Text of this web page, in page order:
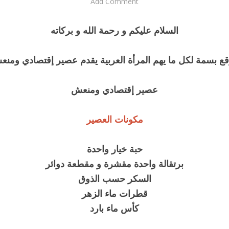
السلام عليكم و رحمة الله و بركاته
بسمة لكل ما يهم المرأة العربية يقدم عصير إقتصادي
عصير إقتصادي ومنعش
مكونات العصير
حبة خيار واحدة
برتقالة واحدة مقشرة و مقطعة دوائر
السكر حسب الذوق
قطرات ماء الزهر
كأس ماء بارد